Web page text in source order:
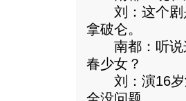
刘：这个剧
拿破仑。
南都：听说
春少女？
刘：演16岁